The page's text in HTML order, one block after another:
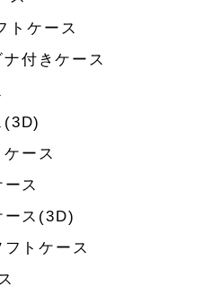
トケース
付きケース
(3D)
ース
ス
ス(3D)
トケース